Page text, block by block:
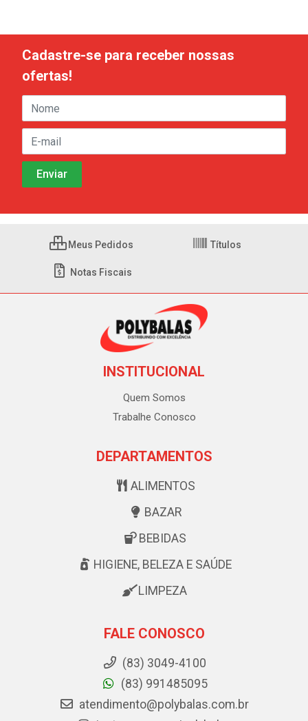
Cadastre-se para receber nossas
ofertas!
Meus Pedidos Títulos
Notas Fiscais
INSTITUCIONAL
Quem Somos
Trabalhe Conosco
DEPARTAMENTOS
ALIMENTOS
BAZAR
BEBIDAS
HIGIENE, BELEZA E SAÚDE
LIMPEZA
FALE CONOSCO
(83) 3049-4100
(83) 991485095
atendimento@polybalas.com.br